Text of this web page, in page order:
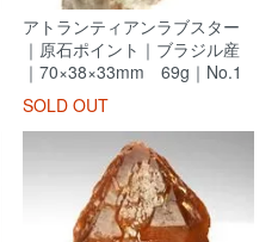
アトランティアンラブスター
｜原石ポイント｜ブラジル産
｜70×38×33mm 69g｜No.1
SOLD OUT